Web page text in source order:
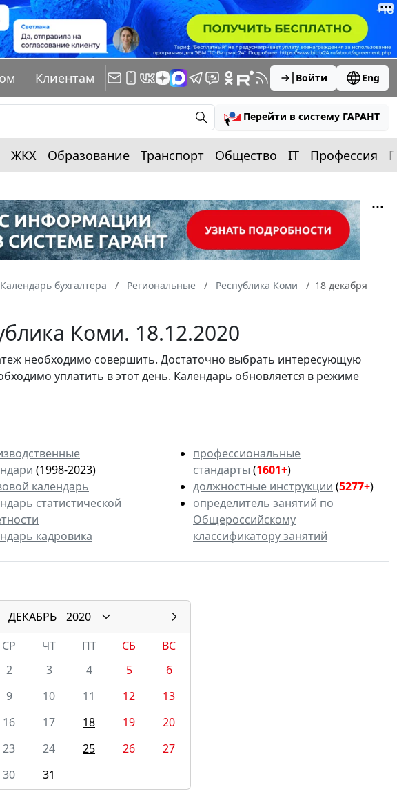
Клиентам Войти Eng
Перейти в систему ГАРАНТ
ЖКХ Образование Транспорт Общество IT Профессия
Календарь бухгалтера Региональные Республика Коми
18 декабря
Коми. 18.12.2020
необходимо совершить. Достаточно выбрать интересующую
уплатить в этот день. Календарь обновляется в режиме
(1998-2023)
календарь
статистической
кадровика
профессиональные
стандарты (1601+)
должностные инструкции (5277+)
определитель занятий по
Общероссийскому
классификатору занятий
ДЕКАБРЬ
2020
СР ЧТ ПТ СБ
ВС
2 3 4 5
6
9 10 11 12
13
16 17 18 19
20
23 24 25 26
27
30 31